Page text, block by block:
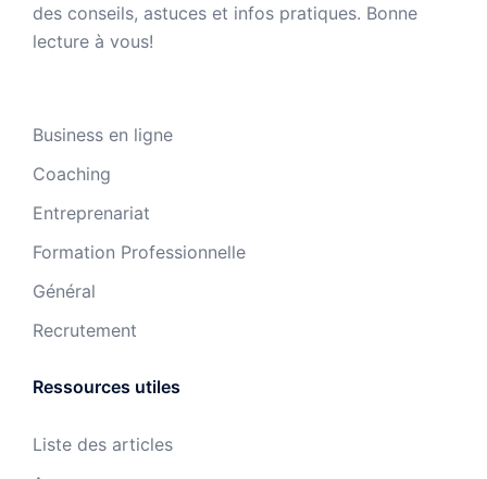
des conseils, astuces et infos pratiques. Bonne
lecture à vous!
Business en ligne
Coaching
Entreprenariat
Formation Professionnelle
Général
Recrutement
Ressources utiles
Liste des articles